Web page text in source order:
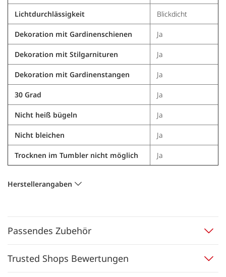
Lichtdurchlässigkeit Blickdicht
Dekoration mit Gardinenschienen Ja
Dekoration mit Stilgarnituren Ja
Dekoration mit Gardinenstangen Ja
30 Grad Ja
Nicht heiß bügeln Ja
Nicht bleichen Ja
Trocknen im Tumbler nicht möglich Ja
Herstellerangaben
Passendes Zubehör
Trusted Shops Bewertungen